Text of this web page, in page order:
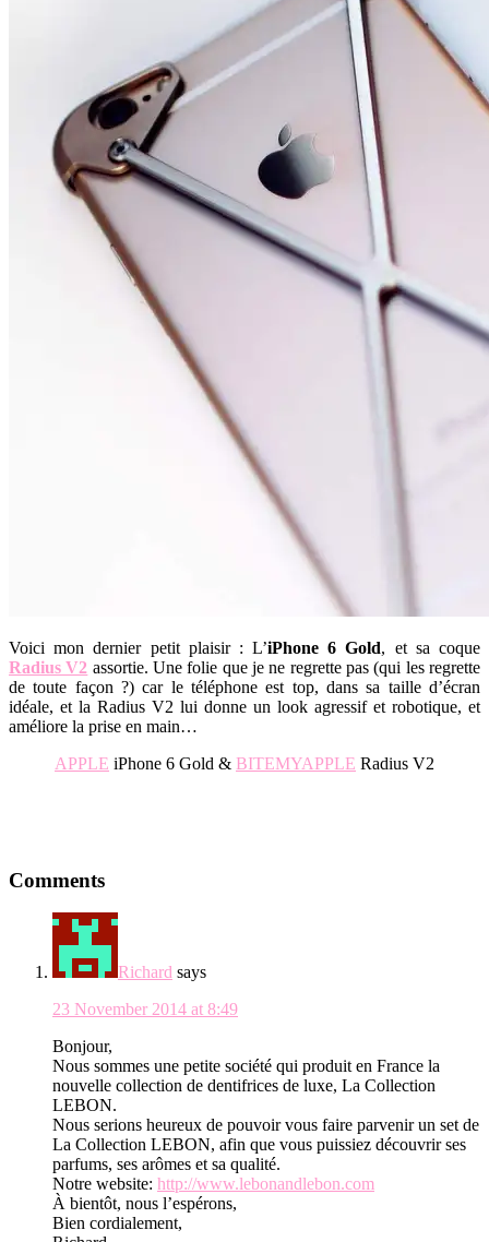
Voici mon dernier petit plaisir : L’iPhone 6 Gold, et sa coque
Radius V2 assortie. Une folie que je ne regrette pas (qui les regrette
de toute façon ?) car le téléphone est top, dans sa taille d’écran
idéale, et la Radius V2 lui donne un look agressif et robotique, et
améliore la prise en main…
APPLE iPhone 6 Gold & BITEMYAPPLE Radius V2
Reader
Interactions
Comments
Richard says
23 November 2014 at 8:49
Bonjour,
Nous sommes une petite société qui produit en France la
nouvelle collection de dentifrices de luxe, La Collection
LEBON.
Nous serions heureux de pouvoir vous faire parvenir un set de
La Collection LEBON, afin que vous puissiez découvrir ses
parfums, ses arômes et sa qualité.
Notre website: http://www.lebonandlebon.com
À bientôt, nous l’espérons,
Bien cordialement,